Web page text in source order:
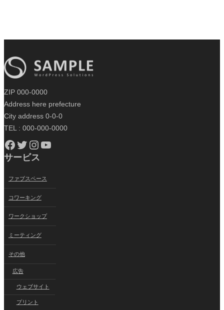
ZIP 000-0000
Address here prefecture
City address 0-0-0
TEL : 000-000-0000
Facebook Twitter Instagram YouTube
サービス
ファブスペース
コワーキング
ワークショップ
ミーティング
その他
広告
ウェブサイト
プリント